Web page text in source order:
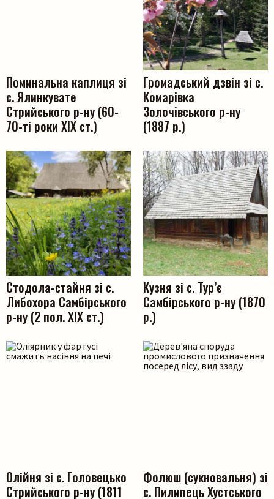
Поминальна каплиця зі
с. Ялинкувате
Стрийського р-ну (60-
70-ті роки ХІХ ст.)
Громадський дзвін зі с.
Комарівка
Золочівського р-ну
(1887 р.)
Стодола-стайня зі с.
Либохора Самбірського
р-ну (2 пол. ХІХ ст.)
Кузня зі с. Тур’є
Самбірського р-ну (1870
р.)
Олійня зі с. Головецько
Стрийського р-ну (1811
Фолюш (сукновальня) зі
с. Пилипець Хустського